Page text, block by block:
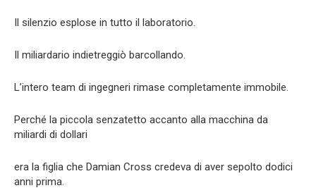
Il silenzio esplose in tutto il laboratorio.
Il miliardario indietreggiò barcollando.
L’intero team di ingegneri rimase completamente immobile.
Perché la piccola senzatetto accanto alla macchina da
miliardi di dollari
era la figlia che Damian Cross credeva di aver sepolto dodici
anni prima.